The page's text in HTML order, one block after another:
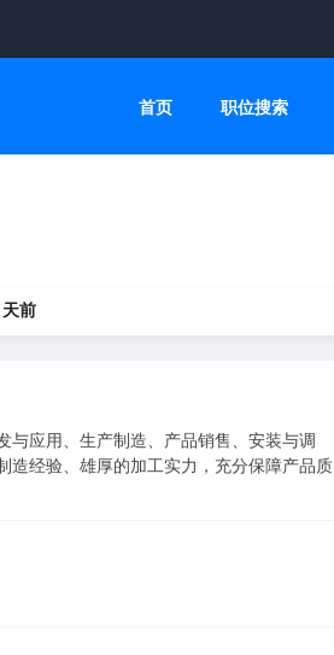
首页 职位搜索
前
与应用、生产制造、产品销售、安装与调
造经验、雄厚的加工实力，充分保障产品质